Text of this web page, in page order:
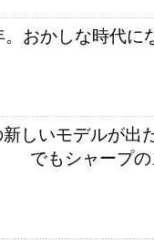
おかしな時代に
しいモデルが出
でもシャープの